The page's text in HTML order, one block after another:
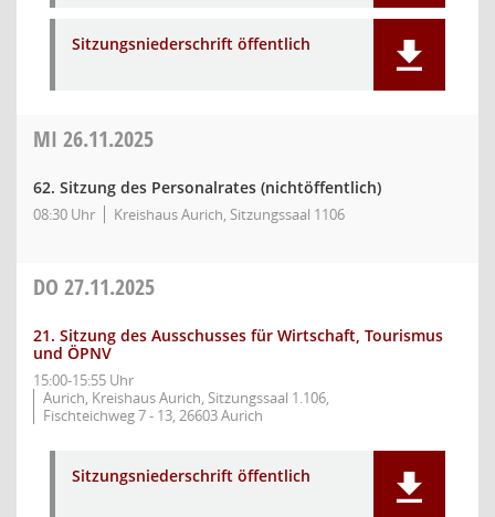
Sitzungsniederschrift öffentlich
MI 26.11.2025
62. Sitzung des Personalrates (nichtöffentlich)
08:30 Uhr Kreishaus Aurich, Sitzungssaal 1106
DO 27.11.2025
21. Sitzung des Ausschusses für Wirtschaft, Tourismus
und ÖPNV
15:00-15:55 Uhr
Aurich, Kreishaus Aurich, Sitzungssaal 1.106,
Fischteichweg 7 - 13, 26603 Aurich
Sitzungsniederschrift öffentlich